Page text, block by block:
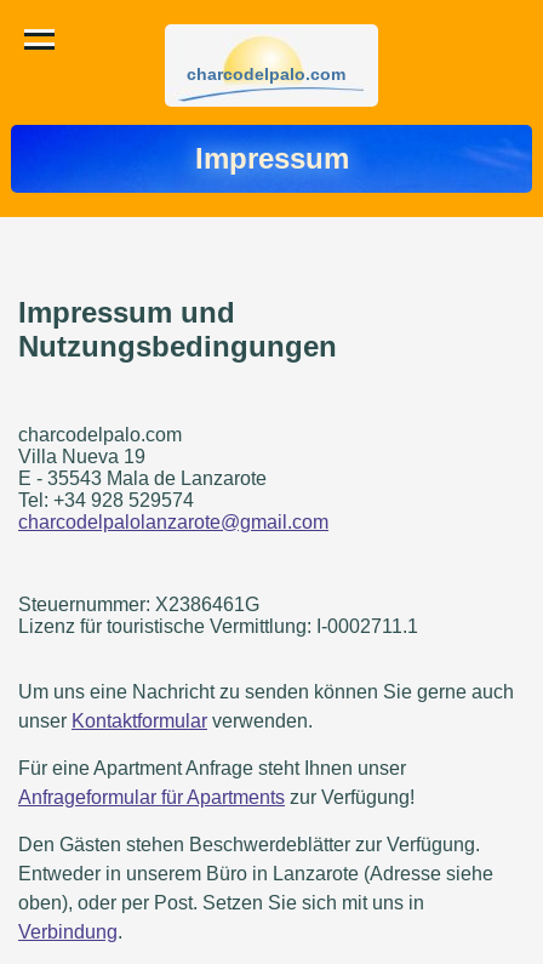
charcodelpalo.com
Impressum
Impressum und
Nutzungsbedingungen
charcodelpalo.com
Villa Nueva 19
E - 35543 Mala de Lanzarote
Tel: +34 928 529574
charcodelpalolanzarote@gmail.com
Steuernummer: X2386461G
Lizenz für touristische Vermittlung: I-0002711.1
Um uns eine Nachricht zu senden können Sie gerne auch
unser Kontaktformular verwenden.
Für eine Apartment Anfrage steht Ihnen unser
Anfrageformular für Apartments zur Verfügung!
Den Gästen stehen Beschwerdeblätter zur Verfügung.
Entweder in unserem Büro in Lanzarote (Adresse siehe
oben), oder per Post. Setzen Sie sich mit uns in
Verbindung.